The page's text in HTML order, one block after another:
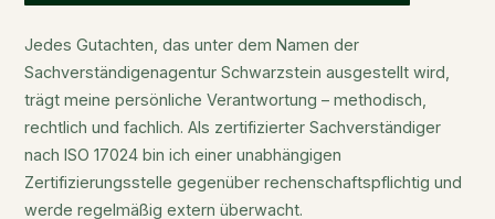
Jedes Gutachten, das unter dem Namen der
Sachverständigenagentur Schwarzstein ausgestellt wird,
trägt meine persönliche Verantwortung – methodisch,
rechtlich und fachlich. Als zertifizierter Sachverständiger
nach ISO 17024 bin ich einer unabhängigen
Zertifizierungsstelle gegenüber rechenschaftspflichtig und
werde regelmäßig extern überwacht.